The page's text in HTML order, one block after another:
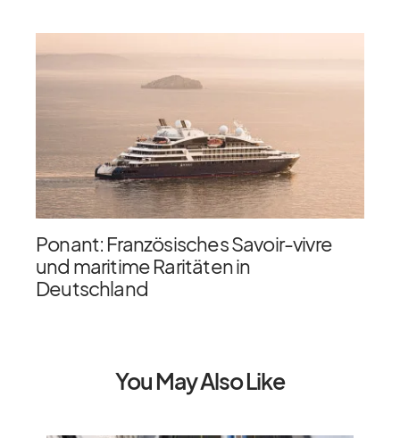
Ponant: Französisches Savoir-vivre
und maritime Raritäten in
Deutschland
You May Also Like